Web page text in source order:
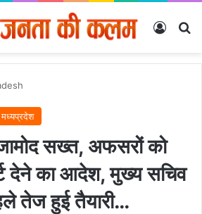
Log In
मध्यप्रदेश
सख्त, अफसरों को
देने का आदेश, मुख्य सचिव
तेज हुई तैयारी…